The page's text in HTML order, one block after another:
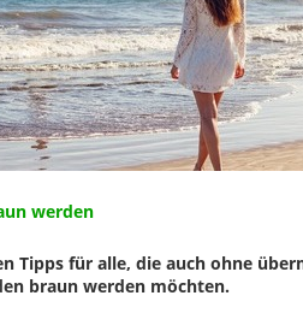
werden
Tipps für alle, die auch ohne
braun werden möchten.